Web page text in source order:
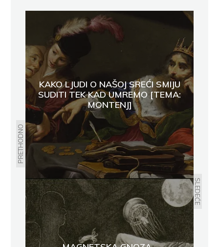
PRETHODNO
KAKO LJUDI O NAŠOJ SREĆI SMIJU
SUDITI TEK KAD UMREMO [TEMA:
MONTENJ]
SLEDEĆE